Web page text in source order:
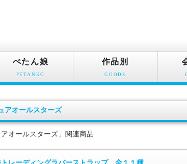
ぺたん娘
PETANKO
作品別
GOODS
アオールスターズ
アオールスターズ」関連商品